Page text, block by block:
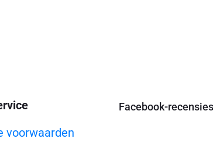
voorwaarden
Facebook-recensies